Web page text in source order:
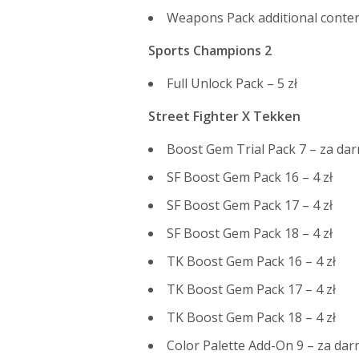
Weapons Pack additional
Sports Champions 2
Full Unlock Pack – 5 zł
Street Fighter X Tekken
Boost Gem Trial Pack 7 – za
SF Boost Gem Pack 16 – 4 zł
SF Boost Gem Pack 17 – 4 zł
SF Boost Gem Pack 18 – 4 zł
TK Boost Gem Pack 16 – 4 zł
TK Boost Gem Pack 17 – 4 zł
TK Boost Gem Pack 18 – 4 zł
Color Palette Add-On 9 – za